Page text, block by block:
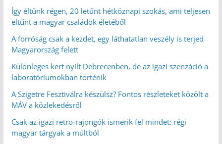
Így éltünk régen, 20 letűnt hétköznapi szokás, ami teljesen
eltűnt a magyar családok életéből
A forróság csak a kezdet, egy láthatatlan veszély is terjed
Magyarország felett
Különleges kert nyílt Debrecenben, de az igazi szenzáció a
laboratóriumokban történik
A Szigetre Fesztiválra készülsz? Fontos részleteket közölt a
MÁV a közlekedésről
Csak az igazi retro-rajongók ismerik fel mindet: régi
magyar tárgyak a múltból